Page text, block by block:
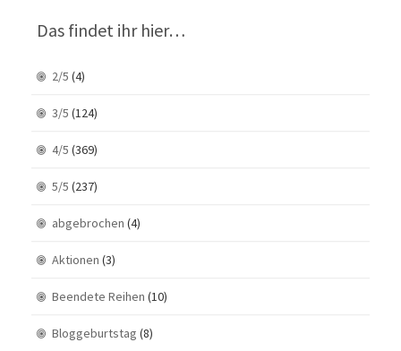
Das findet ihr hier…
2/5 (4)
3/5 (124)
4/5 (369)
5/5 (237)
abgebrochen (4)
Aktionen (3)
Beendete Reihen (10)
Bloggeburtstag (8)